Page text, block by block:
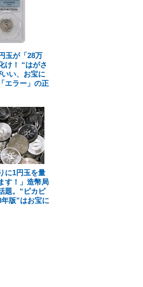
玉が「28万
け！ “はがさ
い、お宝に
エラー」の正
に1円玉を量
す！」造幣局
題。“ピカピ
版”はお宝に